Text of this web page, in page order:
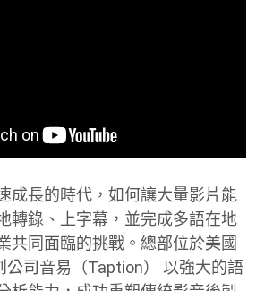
成長的時代，如何讓大量影片能
轉錄、上字幕，並完成多語在地
共同面臨的挑戰。總部位於美國
公司音易（Taption） 以強大的語